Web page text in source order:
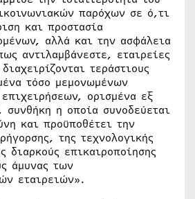
παρόχων σε ό,τι
και προστασία
αλλά και την ασφάλεια
αντιλαμβάνεστε, εταιρείες
τεράστιους
τόσο μεμονωμένων
ορισμένα εξ
συνθήκη η οποία συνοδεύεται
και προϋποθέτει την
της τεχνολογικής
διαρκούς επικαιροποίησης
άμυνας των
εταιρειών».